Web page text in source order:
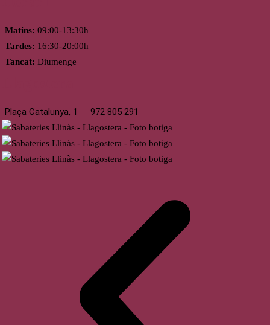
Matins: 09:00-13:30h
Tardes: 16:30-20:00h
Tancat: Diumenge
Plaça Catalunya, 1 972 805 291